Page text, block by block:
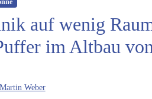
auf wenig
im Altbau von
Martin Weber